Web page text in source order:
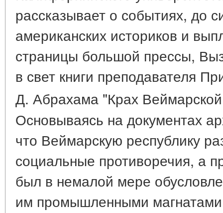
рассказывает о событиях, до
американских историков и
страницы большой прессы,
в свет книги преподавателя
Д. Абрахама "Крах
Основываясь на документах
что Веймарскую республику
социальные противоречия, а
был в немалой мере
им промышленными